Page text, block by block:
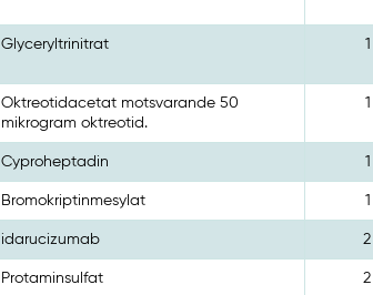
Glyceryltrinitrat 1
Oktreotidacetat motsvarande 50
mikrogram oktreotid.
1
Cyproheptadin 1
Bromokriptinmesylat 1
idarucizumab 2
Protaminsulfat 2